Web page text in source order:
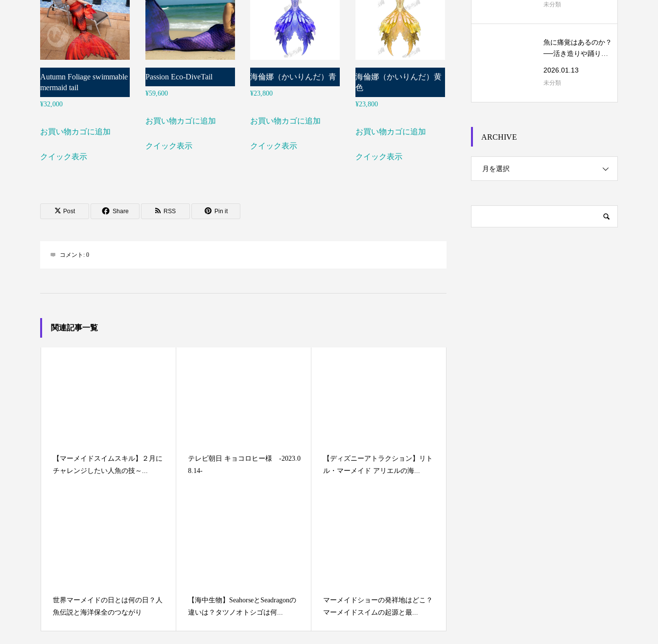
Autumn Foliage swimmable
mermaid tail
¥32,000
お買い物カゴに追加
クイック表示
Passion Eco-DiveTail
¥59,600
お買い物カゴに追加
クイック表示
海倫娜（かいりんだ）青
¥23,800
お買い物カゴに追加
クイック表示
海倫娜（かいりんだ）黄
色
¥23,800
お買い物カゴに追加
クイック表示
Post Share RSS Pin it
コメント: 0
関連記事一覧
【マーメイドスイムスキル】２月に
チャレンジしたい人魚の技～...
テレビ朝日 キョコロヒー様 -2023.0
8.14-
【ディズニーアトラクション】リト
ル・マーメイド アリエルの海...
世界マーメイドの日とは何の日？人
魚伝説と海洋保全のつながり
【海中生物】SeahorseとSeadragonの
違いは？タツノオトシゴは何...
マーメイドショーの発祥地はどこ？
マーメイドスイムの起源と最...
未分類
魚に痛覚はあるのか？
──活き造りや踊り食
2026.01.13
未分類
ARCHIVE
月を選択